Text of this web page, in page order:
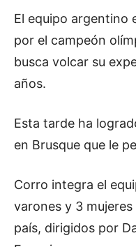
El equipo argentino
por el campeón
busca volcar su
años.
Esta tarde ha
en Brusque que le
Corro integra el
varones y 3
país, dirigidos por